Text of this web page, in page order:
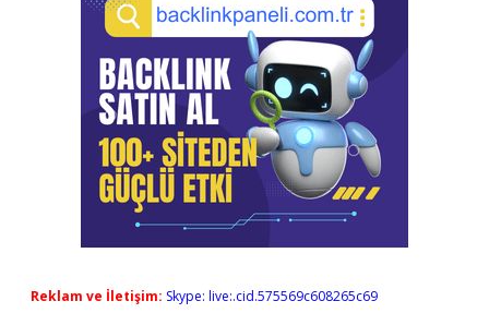
Reklam ve İletişim: Skype: live:.cid.575569c608265c69